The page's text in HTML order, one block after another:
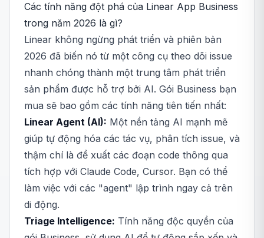
Các tính năng đột phá của Linear App Business
trong năm 2026 là gì?
Linear không ngừng phát triển và phiên bản
2026 đã biến nó từ một công cụ theo dõi issue
nhanh chóng thành một trung tâm phát triển
sản phẩm được hỗ trợ bởi AI. Gói Business bạn
mua sẽ bao gồm các tính năng tiên tiến nhất:
Linear Agent (AI): Một nền tảng AI mạnh mẽ
giúp tự động hóa các tác vụ, phân tích issue, và
thậm chí là đề xuất các đoạn code thông qua
tích hợp với Claude Code, Cursor. Bạn có thể
làm việc với các "agent" lập trình ngay cả trên
di động.
Triage Intelligence: Tính năng độc quyền của